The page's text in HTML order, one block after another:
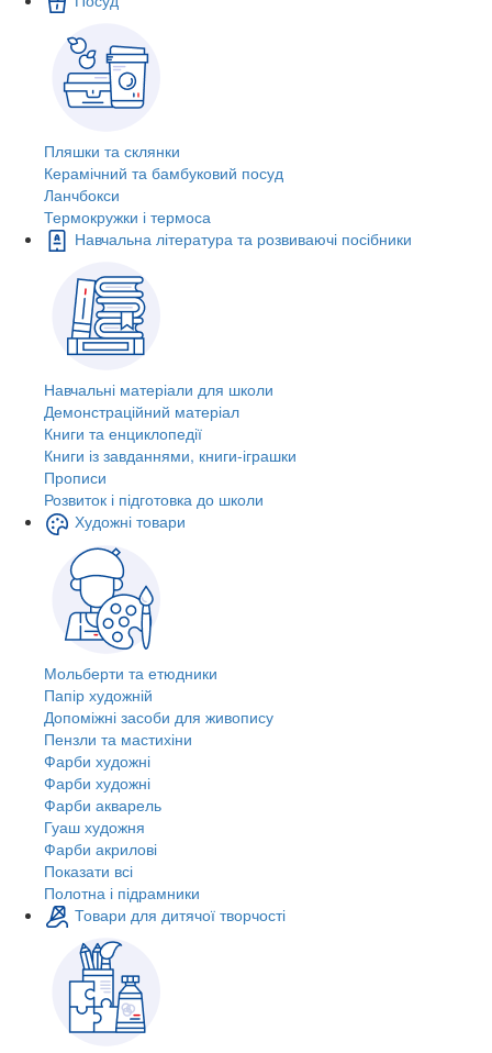
Пляшки та склянки
Керамічний та бамбуковий посуд
Ланчбокси
Термокружки і термоса
Навчальна література та розвиваючі посібники
Навчальні матеріали для школи
Демонстраційний матеріал
Книги та енциклопедії
Книги із завданнями, книги-іграшки
Прописи
Розвиток і підготовка до школи
Художні товари
Мольберти та етюдники
Папір художній
Допоміжні засоби для живопису
Пензли та мастихіни
Фарби художні
Фарби художні
Фарби акварель
Гуаш художня
Фарби акрилові
Показати всі
Полотна і підрамники
Товари для дитячої творчості